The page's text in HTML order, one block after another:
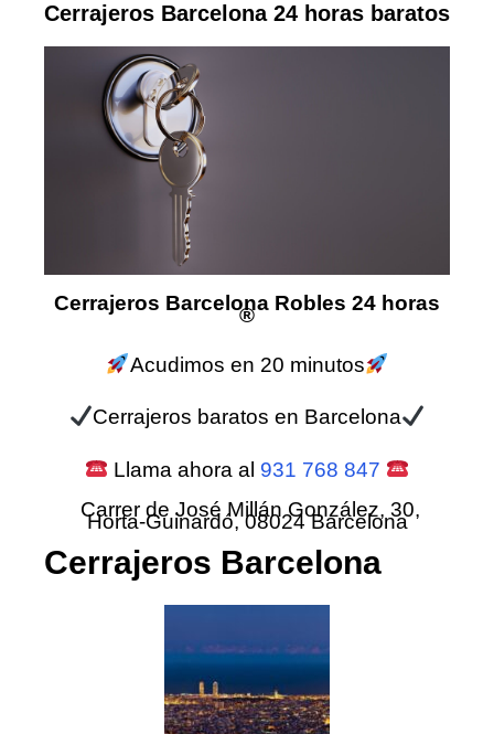
Cerrajeros Barcelona 24 horas baratos
Cerrajeros Barcelona Robles 24 horas
®
Acudimos en 20 minutos
Cerrajeros baratos en Barcelona
Llama ahora al 931 768 847
Carrer de José Millán González, 30,
Horta-Guinardó, 08024 Barcelona
Cerrajeros Barcelona